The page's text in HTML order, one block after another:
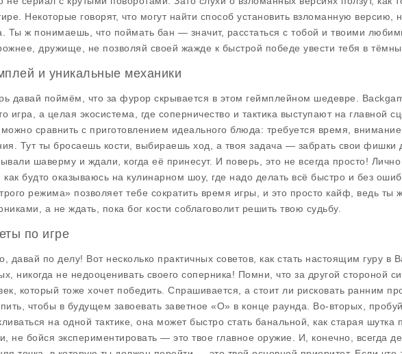
Некоторые говорят, что могут найти способ установить взломанную версию,
Ты ж понимаешь, что поймать бан — значит, расстаться с тобой и твоими
дружище, не позволяй своей жажде к быстрой победе увести тебя в
и уникальные механики
давай поймём, что за фурор скрывается в этом геймплейном шедевре.
игра, а целая экосистема, где соперничество и тактика выступают на главной
сравнить с приготовлением идеального блюда: требуется время,
Тут ты бросаешь кости, выбираешь ход, а твоя задача — забрать свои фишки
шаверму и ждали, когда её принесут. И поверь, это не всегда просто!
как будто оказываюсь на кулинарном шоу, где надо делать всё быстро и без
режима» позволяет тебе сократить время игры, и это просто кайф, ведь ты
а не ждать, пока бог кости соблаговолит решить твою судьбу.
по игре
давай по делу! Вот несколько практичных советов, как стать настоящим гуру в
никогда не недооценивать своего соперника! Помни, что за другой стороной
который тоже хочет победить. Спрашивается, а стоит ли рисковать ранним
чтобы в будущем завоевать заветное «О» в конце раунда. Во-вторых,
на одной тактике, она может быстро стать банальной, как старая
не бойся экспериментировать — это твое главное оружие. И, конечно, всегда